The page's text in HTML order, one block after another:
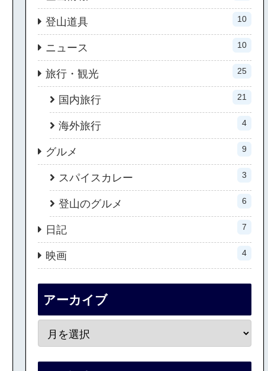
登山道具 10
ニュース 10
旅行・観光 25
国内旅行 21
海外旅行 4
グルメ 9
スパイスカレー 3
登山のグルメ 6
日記 7
映画 4
アーカイブ